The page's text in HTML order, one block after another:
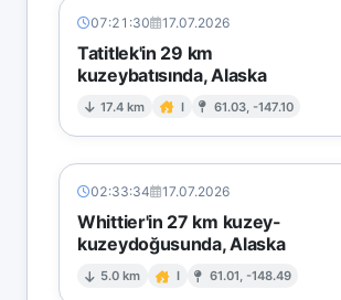
07:21:30 17.07.2026
Tatitlek'in 29 km
kuzeybatısında, Alaska
17.4 km I 61.03, -147.10
02:33:34 17.07.2026
Whittier'in 27 km kuzey-
kuzeydoğusunda, Alaska
5.0 km I 61.01, -148.49